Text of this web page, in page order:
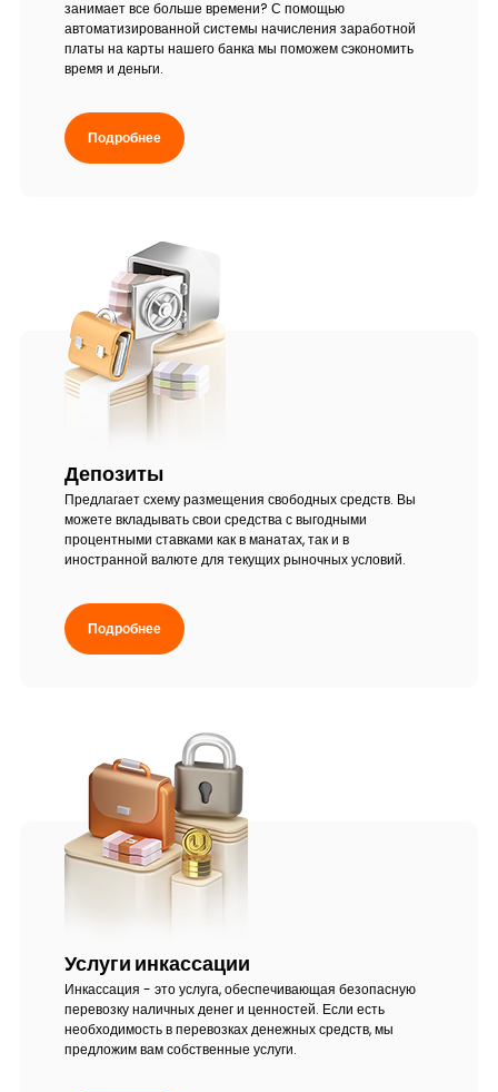
занимает все больше времени? С помощью
автоматизированной системы начисления заработной
платы на карты нашего банка мы поможем сэкономить
время и деньги.
Подробнее
Депозиты
Предлагает схему размещения свободных средств. Вы
можете вкладывать свои средства с выгодными
процентными ставками как в манатах, так и в
иностранной валюте для текущих рыночных условий.
Подробнее
Услуги инкассации
Инкассация - это услуга, обеспечивающая безопасную
перевозку наличных денег и ценностей. Если есть
необходимость в перевозках денежных средств, мы
предложим вам собственные услуги.